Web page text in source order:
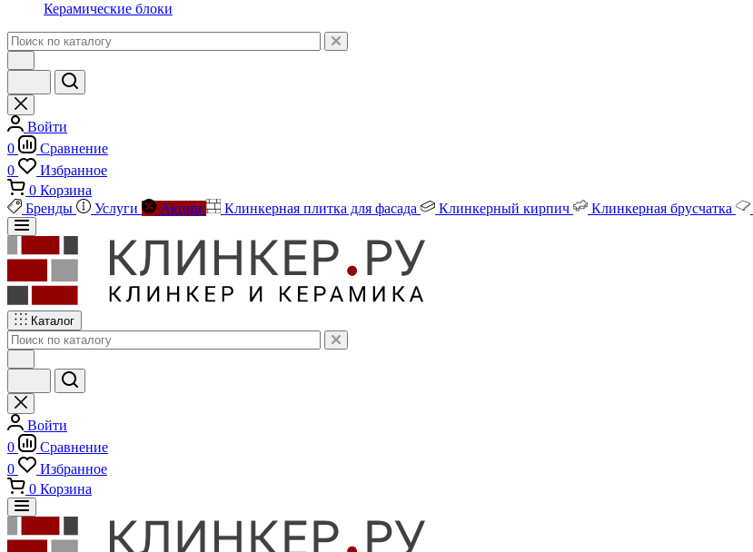
Керамические блоки
Войти
0
Сравнение
0
Избранное
0 Корзина
Бренды
Услуги Акции Клинкерная плитка для фасада Клинкерный кирпич Клинкерная брусчатка
Каталог
Войти
0
Сравнение
0
Избранное
0 Корзина